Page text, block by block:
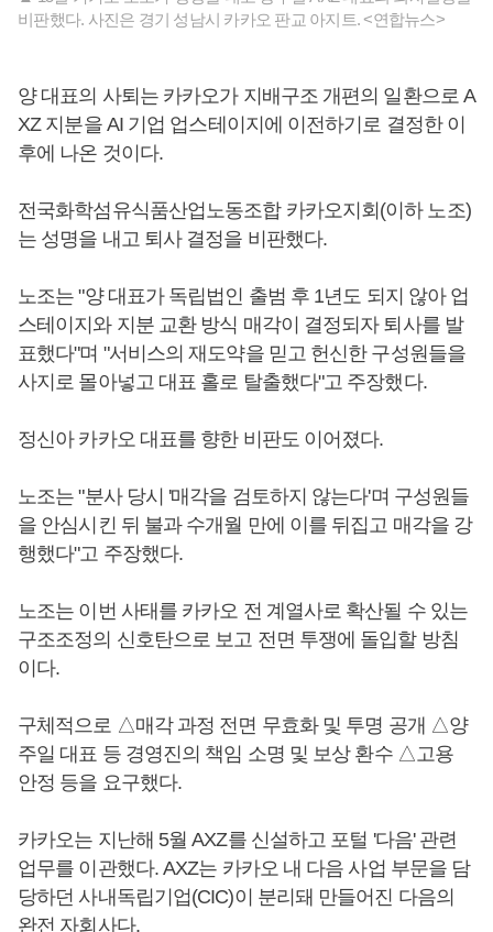
비판했다. 사진은 경기 성남시 카카오 판교 아지트. <연합뉴스>
양 대표의 사퇴는 카카오가 지배구조 개편의 일환으로 A
XZ 지분을 AI 기업 업스테이지에 이전하기로 결정한 이
후에 나온 것이다.
전국화학섬유식품산업노동조합 카카오지회(이하 노조)
는 성명을 내고 퇴사 결정을 비판했다.
노조는 "양 대표가 독립법인 출범 후 1년도 되지 않아 업
스테이지와 지분 교환 방식 매각이 결정되자 퇴사를 발
표했다"며 "서비스의 재도약을 믿고 헌신한 구성원들을
사지로 몰아넣고 대표 홀로 탈출했다"고 주장했다.
정신아 카카오 대표를 향한 비판도 이어졌다.
노조는 "분사 당시 '매각을 검토하지 않는다'며 구성원들
을 안심시킨 뒤 불과 수개월 만에 이를 뒤집고 매각을 강
행했다"고 주장했다.
노조는 이번 사태를 카카오 전 계열사로 확산될 수 있는
구조조정의 신호탄으로 보고 전면 투쟁에 돌입할 방침
이다.
구체적으로 △매각 과정 전면 무효화 및 투명 공개 △양
주일 대표 등 경영진의 책임 소명 및 보상 환수 △고용
안정 등을 요구했다.
카카오는 지난해 5월 AXZ를 신설하고 포털 '다음' 관련
업무를 이관했다. AXZ는 카카오 내 다음 사업 부문을 담
당하던 사내독립기업(CIC)이 분리돼 만들어진 다음의
완전 자회사다.